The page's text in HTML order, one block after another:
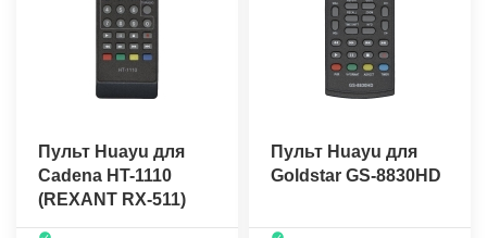
Пульт Huayu для
Cadena HT-1110
(REXANT RX-511)
Пульт Huayu для
Goldstar GS-8830HD